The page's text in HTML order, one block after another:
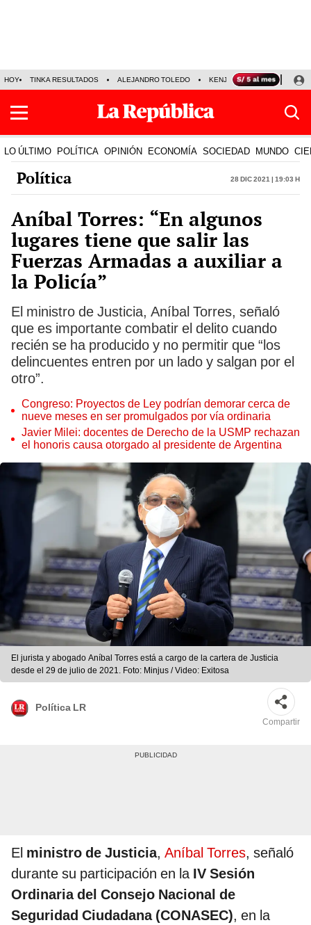
HOY TINKA RESULTADOS ALEJANDRO TOLEDO KENJI FUJIMORI
LO ÚLTIMO POLÍTICA OPINIÓN ECONOMÍA SOCIEDAD MUNDO
Política 28 Dic 2021 | 19:03 h
Aníbal Torres: “En algunos
lugares tiene que salir las
Fuerzas Armadas a auxiliar a
la Policía”
El ministro de Justicia, Aníbal Torres, señaló
que es importante combatir el delito cuando
recién se ha producido y no permitir que “los
delincuentes entren por un lado y salgan por el
otro”.
Congreso: Proyectos de Ley podrían demorar cerca de
nueve meses en ser promulgados por vía ordinaria
Javier Milei: docentes de Derecho de la USMP rechazan
el honoris causa otorgado al presidente de Argentina
El jurista y abogado Aníbal Torres está a cargo de la cartera de Justicia
desde el 29 de julio de 2021. Foto: Minjus / Video: Exitosa
Política LR
Compartir
El ministro de Justicia, Aníbal Torres, señaló
durante su participación en laIV Sesión
Ordinaria del Consejo Nacional de
Seguridad Ciudadana (CONASEC), en la